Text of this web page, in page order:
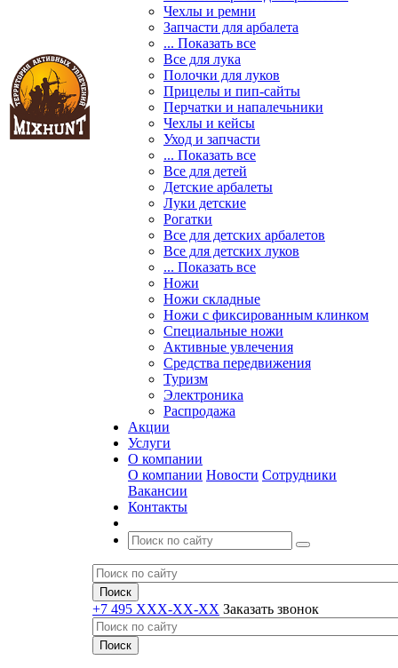
Чехлы и ремни
Запчасти для арбалета
... Показать все
Все для лука
Полочки для луков
Прицелы и пип-сайты
Перчатки и напалечьники
Чехлы и кейсы
Уход и запчасти
... Показать все
Все для детей
Детские арбалеты
Луки детские
Рогатки
Все для детских арбалетов
Все для детских луков
... Показать все
Ножи
Ножи складные
Ножи с фиксированным клинком
Специальные ножи
Активные увлечения
Средства передвижения
Туризм
Электроника
Распродажа
Акции
Услуги
О компании
О компании Новости Сотрудники
Вакансии
Контакты
+7 495 XXX-XX-XX Заказать звонок